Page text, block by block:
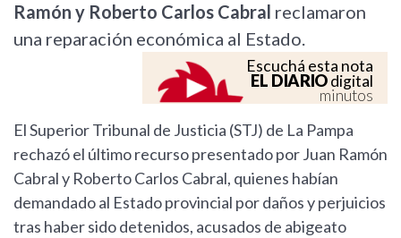
Ramón y Roberto Carlos Cabral reclamaron
una reparación económica al Estado.
Escuchá esta nota
EL DIARIOdigital
minutos
El Superior Tribunal de Justicia (STJ) de La Pampa
rechazó el último recurso presentado por Juan Ramón
Cabral y Roberto Carlos Cabral, quienes habían
demandado al Estado provincial por daños y perjuicios
tras haber sido detenidos, acusados de abigeato